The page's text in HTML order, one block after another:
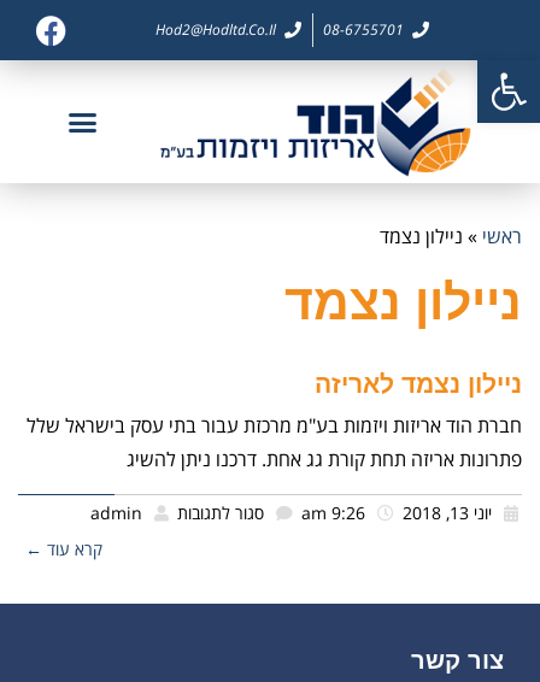
פתח סרגל נגישות
08-6755701
Hod2@hodltd.co.il
ראשי » ניילון נצמד
ניילון נצמד
ניילון נצמד לאריזה
חברת הוד אריזות ויזמות בע"מ מרכזת עבור בתי עסק בישראל שלל
פתרונות אריזה תחת קורת גג אחת. דרכנו ניתן להשיג
יוני 13, 2018 סגור לתגובות
admin
קרא עוד ←
צור קשר